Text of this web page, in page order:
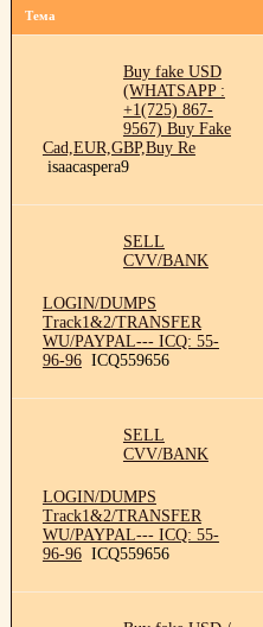
Тема
Buy fake USD
(WHATSAPP :
+1(725) 867-
9567) Buy Fake
Cad,EUR,GBP,Buy Re
isaacaspera9
SELL
CVV/BANK
LOGIN/DUMPS
Track1&2/TRANSFER
WU/PAYPAL--- ICQ: 55-
96-96 ICQ559656
SELL
CVV/BANK
LOGIN/DUMPS
Track1&2/TRANSFER
WU/PAYPAL--- ICQ: 55-
96-96 ICQ559656